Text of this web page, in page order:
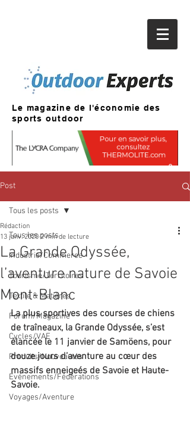
Le magazine de l'économie des
sports outdoor
Post
Tous les posts
Industrie/Commerce
Tourisme/Territoires
Textile & Matières
Forum/Magazine
Cycles/VAE
Produits/Nouveautés
Evénements/Fédérations
Voyages/Aventure
Tous les posts
La Grande Odyssée,
l’aventure nature de Savoie
Mont-Blanc
Rédaction
13 janv. 2020 2 min de lecture
La plus sportives des courses de chiens
de traîneaux, la Grande Odyssée, s’est
élancée le 11 janvier de Samöens, pour
douze jours d’aventure au cœur des
massifs enneigeés de Savoie et Haute-
Savoie.